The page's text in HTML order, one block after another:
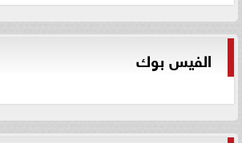
الفيس بوك